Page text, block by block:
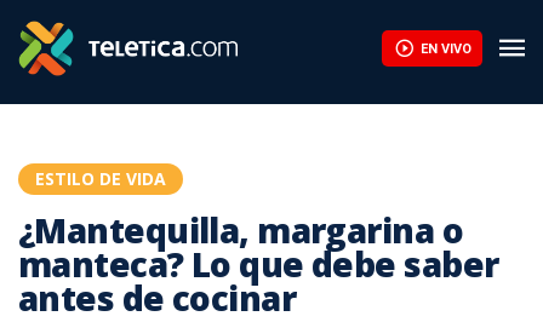
EN VIVO
ESTILO DE VIDA
¿Mantequilla, margarina o
manteca? Lo que debe saber
antes de cocinar